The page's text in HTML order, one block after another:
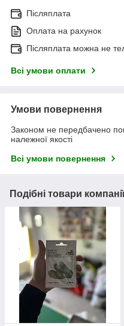
Післяплата
Оплата на рахунок
Післяплата можна не
Всі умови оплати
Умови повернення
Законом не передбачено
належної якості
Всі умови повернення
Подібні товари